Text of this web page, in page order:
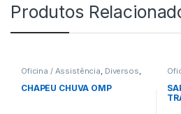
Produtos
Oficina / Assistência, Diversos,
Racewear / Boutique,
CHAPÉU CHUVA OMP